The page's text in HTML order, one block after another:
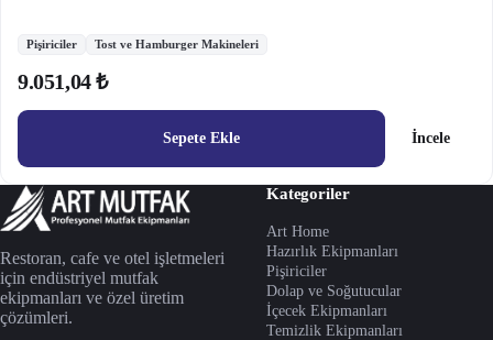
Pişiriciler Tost ve Hamburger Makineleri
9.051,04 ₺
Sepete Ekle İncele
Restoran, cafe ve otel işletmeleri
için endüstriyel mutfak
ekipmanları ve özel üretim
çözümleri.
Kategoriler
Art Home
Hazırlık Ekipmanları
Pişiriciler
Dolap ve Soğutucular
İçecek Ekipmanları
Temizlik Ekipmanları